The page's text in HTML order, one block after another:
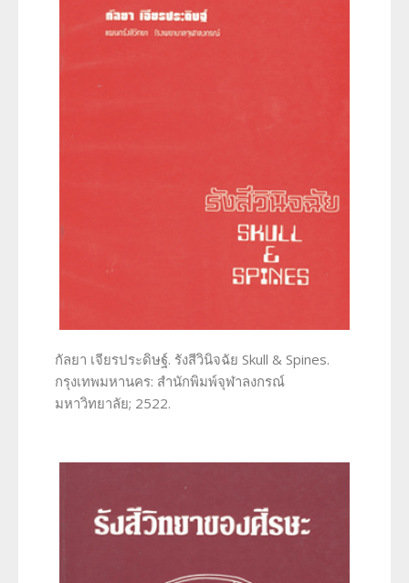
กัลยา เจียรประดิษฐ์. รังสีวินิจฉัย Skull & Spines.
กรุงเทพมหานคร: สำนักพิมพ์จุฬาลงกรณ์
มหาวิทยาลัย; 2522.